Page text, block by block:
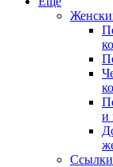
и
Ссылки